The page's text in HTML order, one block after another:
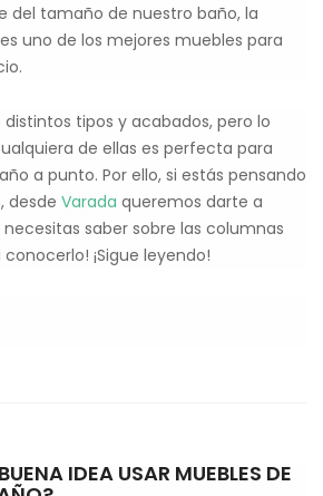
del tamaño de nuestro baño, la
uno de los mejores muebles para
tipos y acabados, pero lo
de ellas es perfecta para
a punto. Por ello, si estás pensando
desde Varada queremos darte a
saber sobre las columnas
¡Sigue leyendo!
IDEA USAR MUEBLES DE